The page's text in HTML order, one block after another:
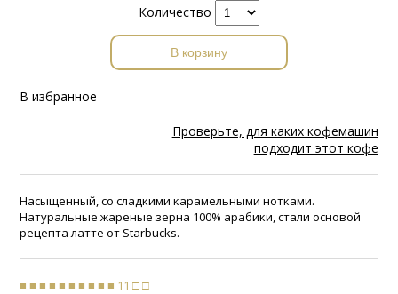
Количество
В корзину
В избранное
Проверьте, для каких кофемашин
подходит этот кофе
Насыщенный, со сладкими карамельными нотками.
Натуральные жареные зерна 100% арабики, стали основой
рецепта латте от Starbucks.
■ ■ ■ ■ ■ ■ ■ ■ ■ ■ 11 □ □